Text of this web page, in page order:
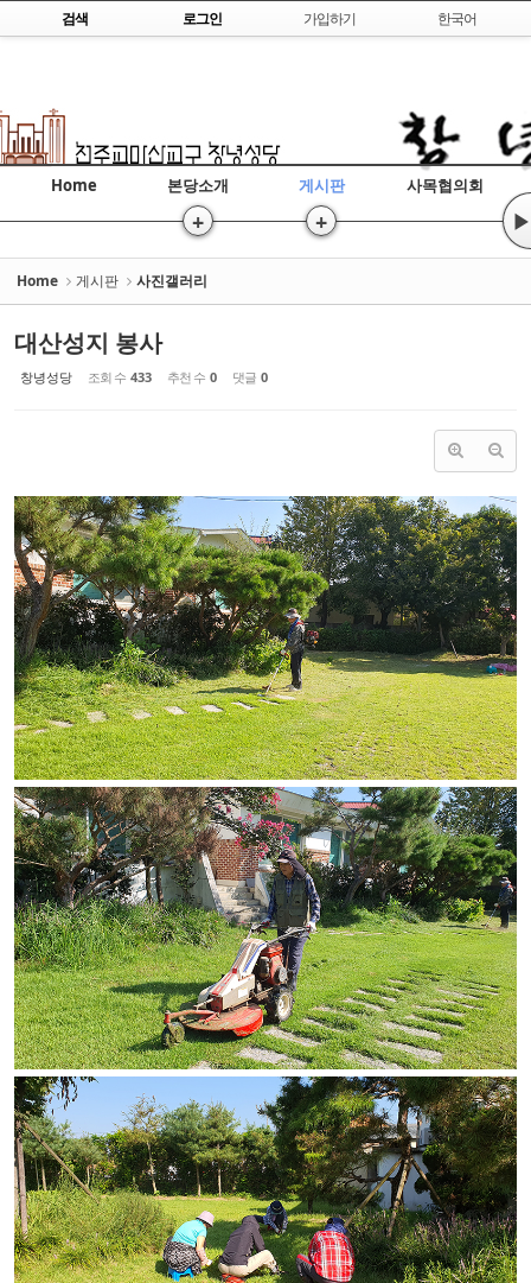
Skip to content
검색 로그인 가입하기 한국어
Home 본당소개
+
게시판
+
사목협의회
▶
Home 게시판 사진갤러리
대산성지 봉사
창녕성당 조회 수 433 추천 수 0 댓글 0
Sketchbook5, 스케치북5
Sketchbook5, 스케치북5